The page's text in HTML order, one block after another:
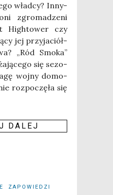
wład­cy? Inny­
zgro­ma­dze­ni
High­to­wer czy
jej przy­ja­ciół­
„Ród Smo­ka”
się sezo­
woj­ny domo­
roz­po­czę­ła się
DALEJ
ZAPOWIEDZI